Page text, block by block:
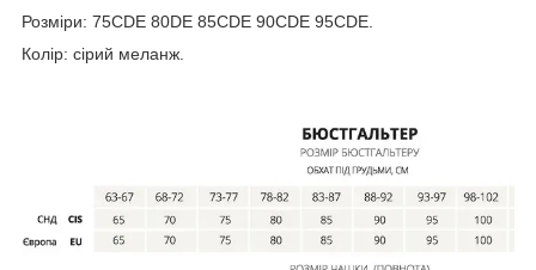
Розміри: 75CDE 80DE 85CDE 90CDE 95CDE.
Колір: сірий меланж.